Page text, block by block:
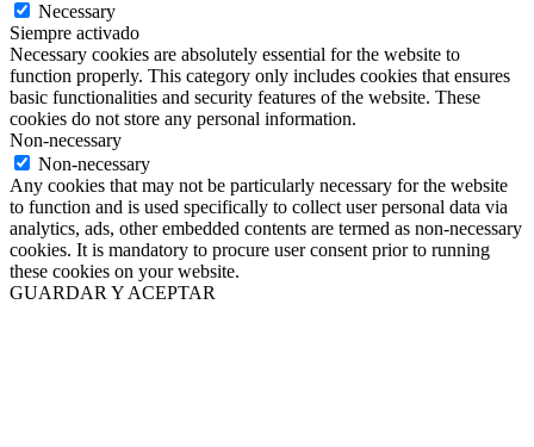
Necessary
Siempre activado
Necessary cookies are absolutely essential for the website to
function properly. This category only includes cookies that ensures
basic functionalities and security features of the website. These
cookies do not store any personal information.
Non-necessary
Non-necessary
Any cookies that may not be particularly necessary for the website
to function and is used specifically to collect user personal data via
analytics, ads, other embedded contents are termed as non-necessary
cookies. It is mandatory to procure user consent prior to running
these cookies on your website.
GUARDAR Y ACEPTAR